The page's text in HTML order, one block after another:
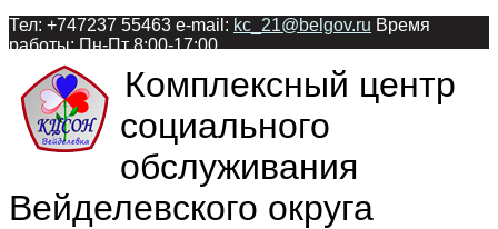
Тел: +747237 55463 e-mail: kc_21@belgov.ru Время
работы: Пн-Пт 8:00-17:00
Комплексный центр
социального
обслуживания
Вейделевского округа